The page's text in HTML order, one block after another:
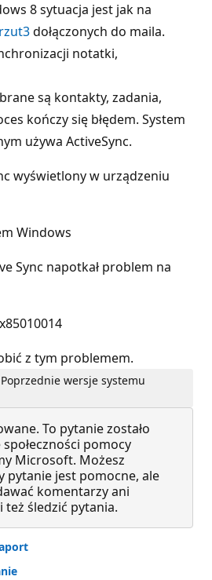
8 sytuacja jest jak na
dołączonych do maila.
notatki,
są kontakty, zadania,
kończy się błędem. System
używa ActiveSync.
wyświetlony w urządzeniu
Windows
Sync napotkał problem na
z tym problemem.
wersje systemu
To pytanie zostało
pomocy
Microsoft. Możesz
pytanie jest pomocne, ale
komentarzy ani
też śledzić pytania.